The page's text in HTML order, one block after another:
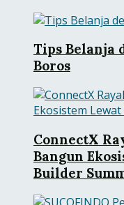
Tips Belanja
Boros
ConnectX
Bangun
Builder